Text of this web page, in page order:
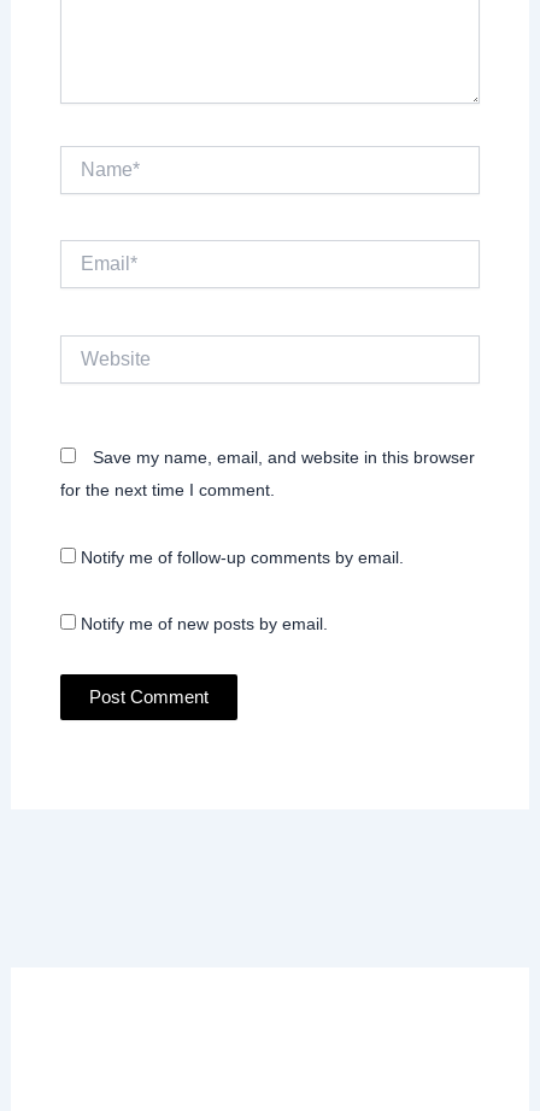
Email*
Save my name, email, and website in this browser
for the next time I comment.
Notify me of follow-up comments by email.
Notify me of new posts by email.